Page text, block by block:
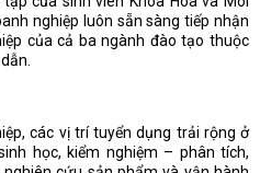
nghiệp luôn sẵn sàng tiếp nhận
của cả ba ngành đào tạo thuộc
các vị trí tuyển dụng trải rộng ở
học, kiểm nghiệm – phân tích,